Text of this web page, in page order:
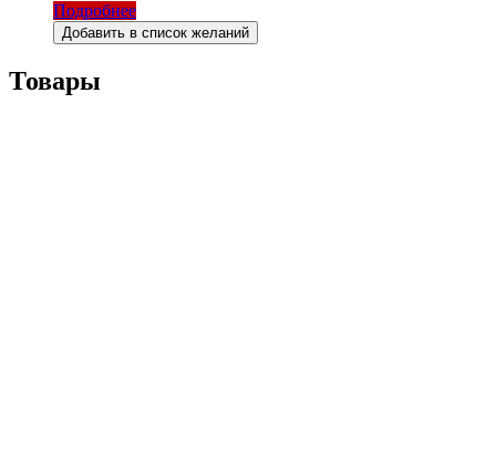
Подробнее
Добавить в список желаний
Товары